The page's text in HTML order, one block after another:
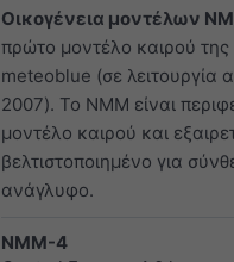
Οικογένεια μοντέλων
πρώτο μοντέλο καιρού της
meteoblue (σε λειτουργία
2007). Το NMM είναι
μοντέλο καιρού και
βελτιστοποιημένο για
ανάγλυφο.
NMM-4